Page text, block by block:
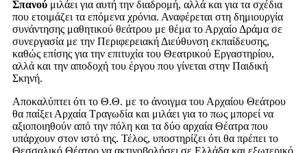
Σπανού μιλάει για αυτή την διαδρομή, αλλά και για τα σχέδια
που ετοιμάζει τα επόμενα χρόνια. Αναφέρεται στη δημιουργία
συνάντησης μαθητικού θεάτρου με θέμα το Αρχαίο Δράμα σε
συνεργασία με την Περιφερειακή Διεύθυνση εκπαίδευσης,
καθώς επίσης για την επιτυχία του Θεατρικού Εργαστηρίου,
αλλά και την αποδοχή του έργου που γίνεται στην Παιδική
Σκηνή.
Αποκαλύπτει ότι το Θ.Θ. με το άνοιγμα του Αρχαίου Θεάτρου
θα παίξει Αρχαία Τραγωδία και μιλάει για το πως μπορεί να
αξιοποιηθούν από την πόλη και τα δύο αρχαία Θέατρα που
υπάρχουν στον ιστό της. Τέλος, υποστηρίζει ότι θα πρέπει το